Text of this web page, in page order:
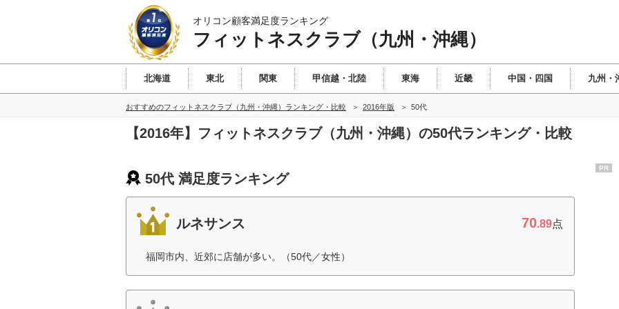
オリコン顧客満足度ランキング
フィットネスクラブ（九州・沖縄）
北海道 東北 関東 甲信越・北陸 東海 近畿 中国・四国 九州・
おすすめのフィットネスクラブ（九州・沖縄）ランキング・比較 2016年版 50代
【2016年】フィットネスクラブ（九州・沖縄）の50代ランキング・比較
50代 満足度ランキング
ルネサンス 70.89点
福岡市内、近郊に店舗が多い。（50代／女性）
PR